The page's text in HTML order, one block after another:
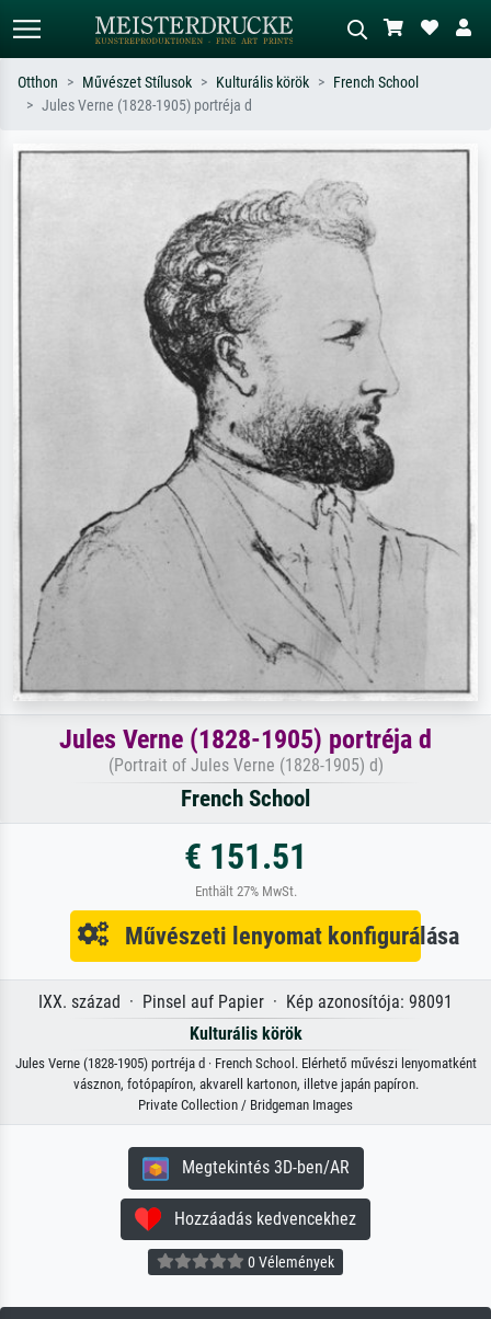
impresszionizmus, Hokusai-hullám,
piros absztrakt, sötét olajkép, álló akt
egy fa mellett.
Otthon Művészet Stílusok Kulturális körök
French School
Jules Verne (1828-1905) portréja d
Jules Verne (1828-1905) portréja d
(Portrait of Jules Verne (1828-1905) d)
French School
€ 151.51
Enthält 27% MwSt.
Művészeti lenyomat konfigurálása
IXX. század · Pinsel auf Papier · Kép azonosítója: 98091
Kulturális körök
Jules Verne (1828-1905) portréja d · French School. Elérhető művészi lenyomatként
vásznon, fotópapíron, akvarell kartonon, illetve japán papíron.
Private Collection / Bridgeman Images
Megtekintés 3D-ben/AR
Hozzáadás kedvencekhez
0 Vélemények